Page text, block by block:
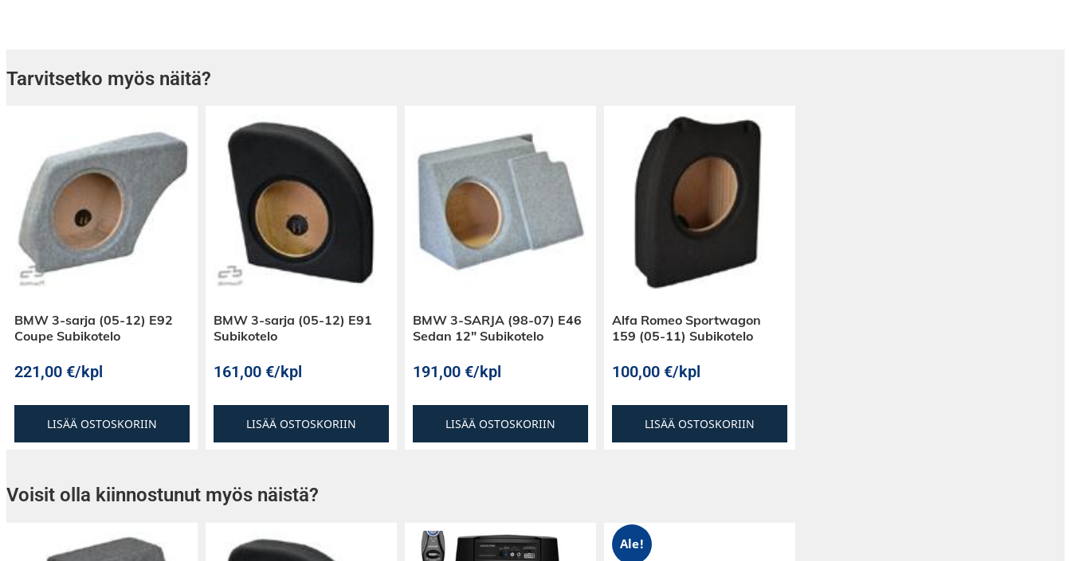
Tarvitsetko myös näitä?
BMW 3-sarja (05-12) E92
Coupe Subikotelo
221,00 €/kpl
LISÄÄ OSTOSKORIIN
BMW 3-sarja (05-12) E91
Subikotelo
161,00 €/kpl
LISÄÄ OSTOSKORIIN
BMW 3-SARJA (98-07) E46
Sedan 12″ Subikotelo
191,00 €/kpl
LISÄÄ OSTOSKORIIN
Alfa Romeo Sportwagon
159 (05-11) Subikotelo
100,00 €/kpl
LISÄÄ OSTOSKORIIN
Voisit olla kiinnostunut myös näistä?
Ale!